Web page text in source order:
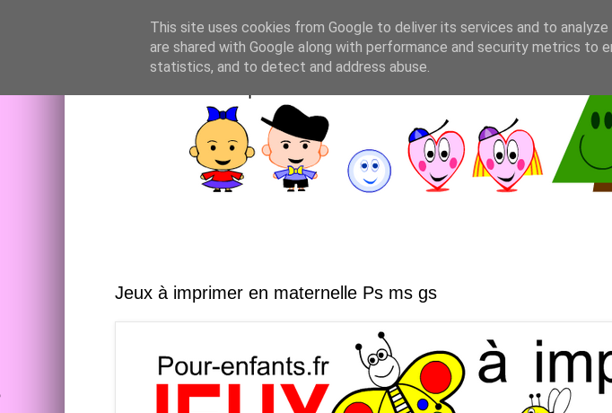
Jeux à imprimer en maternelle Ps ms gs
This site uses cookies from Google to deliver its services and to
are shared with Google along with performance and security metrics to
statistics, and to detect and address abuse.